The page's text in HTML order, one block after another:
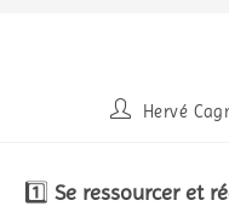
Hervé
1️⃣ Se ressourcer et